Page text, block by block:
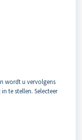
wordt u vervolgens
te stellen. Selecteer